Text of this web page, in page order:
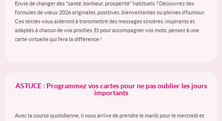
Envie de changer des "santé, bonheur, prospérité" habituels ? Découvrez des
formules de vœux 2026 originales, positives, bienveillantes ou pleines d’humour.
Ces textes vous aideront à transmettre des messages sincères, inspirants et
adaptés à chacun de vos proches. Et pour accompagner vos mots, pensez à une
carte virtuelle qui fera la différence !
ASTUCE : Programmez vos cartes pour ne pas oublier les jours
importants
Avec la course quotidienne, il nous arrive de prendre le mardi pour le mercredi et